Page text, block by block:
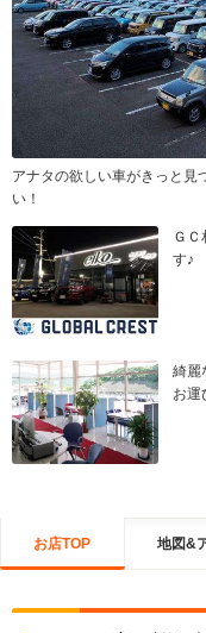
アナタの欲しい車がきっと
い！
ＧＣ
す♪
綺麗
お運
お店TOP 地図&